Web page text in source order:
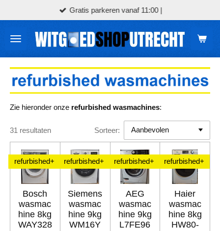
direct
naar
hoofdinhoud
Gratis parkeren vanaf 11:00 |
Zie hieronder onze refurbished wasmachines:
31 resultaten Sorteer:
refurbished+
Bosch
wasmac
hine 8kg
WAY328
refurbished+
Siemens
wasmac
hine 9kg
WM16Y
refurbished+
AEG
wasmac
hine 9kg
L7FE96
refurbished+
Haier
wasmac
hine 8kg
HW80-